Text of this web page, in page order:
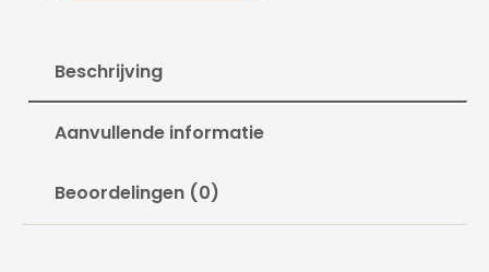
Beschrijving
Aanvullende informatie
Beoordelingen (0)